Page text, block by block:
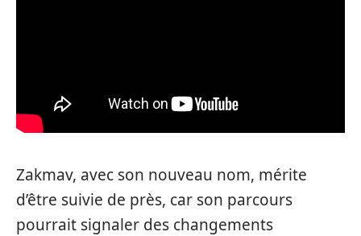
Zakmav, avec son nouveau nom, mérite
d’être suivie de près, car son parcours
pourrait signaler des changements